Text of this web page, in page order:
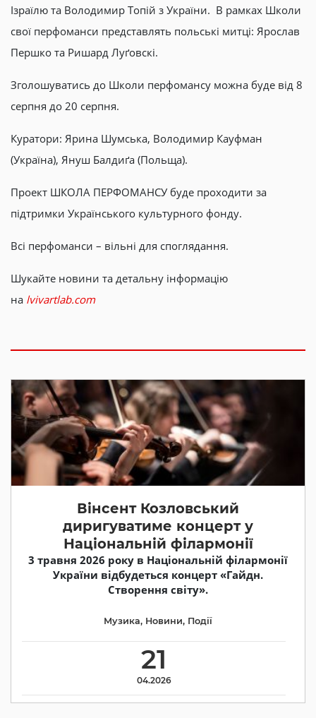
Ізраїлю та Володимир Топій з України. В рамках Школи
свої перфоманси представлять польські митці: Ярослав
Першко та Ришард Луґовскі.
Зголошуватись до Школи перфомансу можна буде від 8
серпня до 20 серпня.
Куратори: Ярина Шумська, Володимир Кауфман
(Україна), Януш Балдиґа (Польща).
Проект ШКОЛА ПЕРФОМАНСУ буде проходити за
підтримки Українського культурного фонду.
Всі перфоманси – вільні для споглядання.
Шукайте новини та детальну інформацію
на lvivartlab.com
Вінсент Козловський
диригуватиме концерт у
Національній філармонії
3 травня 2026 року в Національній філармонії
України відбудеться концерт «Гайдн.
Створення світу».
21
04.2026
Музика, Новини, Події